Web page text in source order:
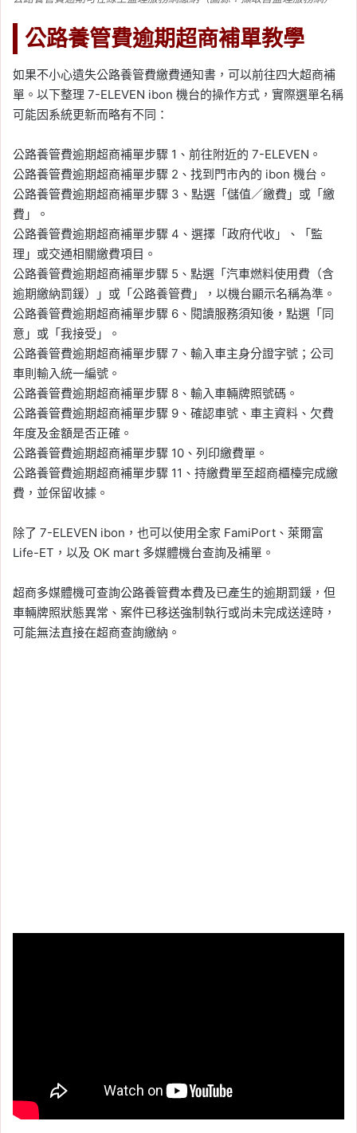
公路養管費逾期超商補單教學
如果不小心遺失公路養管費繳費通知書，可以前往四大超商補
單。以下整理 7-ELEVEN ibon 機台的操作方式，實際選單名稱
可能因系統更新而略有不同：
公路養管費逾期超商補單步驟 1、前往附近的 7-ELEVEN。
公路養管費逾期超商補單步驟 2、找到門市內的 ibon 機台。
公路養管費逾期超商補單步驟 3、點選「儲值／繳費」或「繳
費」。
公路養管費逾期超商補單步驟 4、選擇「政府代收」、「監
理」或交通相關繳費項目。
公路養管費逾期超商補單步驟 5、點選「汽車燃料使用費（含
逾期繳納罰鍰）」或「公路養管費」，以機台顯示名稱為準。
公路養管費逾期超商補單步驟 6、閱讀服務須知後，點選「同
意」或「我接受」。
公路養管費逾期超商補單步驟 7、輸入車主身分證字號；公司
車則輸入統一編號。
公路養管費逾期超商補單步驟 8、輸入車輛牌照號碼。
公路養管費逾期超商補單步驟 9、確認車號、車主資料、欠費
年度及金額是否正確。
公路養管費逾期超商補單步驟 10、列印繳費單。
公路養管費逾期超商補單步驟 11、持繳費單至超商櫃檯完成繳
費，並保留收據。
除了 7-ELEVEN ibon，也可以使用全家 FamiPort、萊爾富
Life-ET，以及 OK mart 多媒體機台查詢及補單。
超商多媒體機可查詢公路養管費本費及已產生的逾期罰鍰，但
車輛牌照狀態異常、案件已移送強制執行或尚未完成送達時，
可能無法直接在超商查詢繳納。